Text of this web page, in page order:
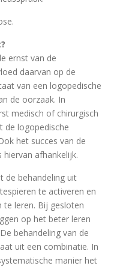
ernst van de
daarvan op de
van een logopedische
de oorzaak. In
medisch of chirurgisch
de logopedische
het succes van de
hiervan afhankelijk.
de behandeling uit
te activeren en
te leren. Bij gesloten
op het beter leren
behandeling van de
uit een combinatie. In
manier het